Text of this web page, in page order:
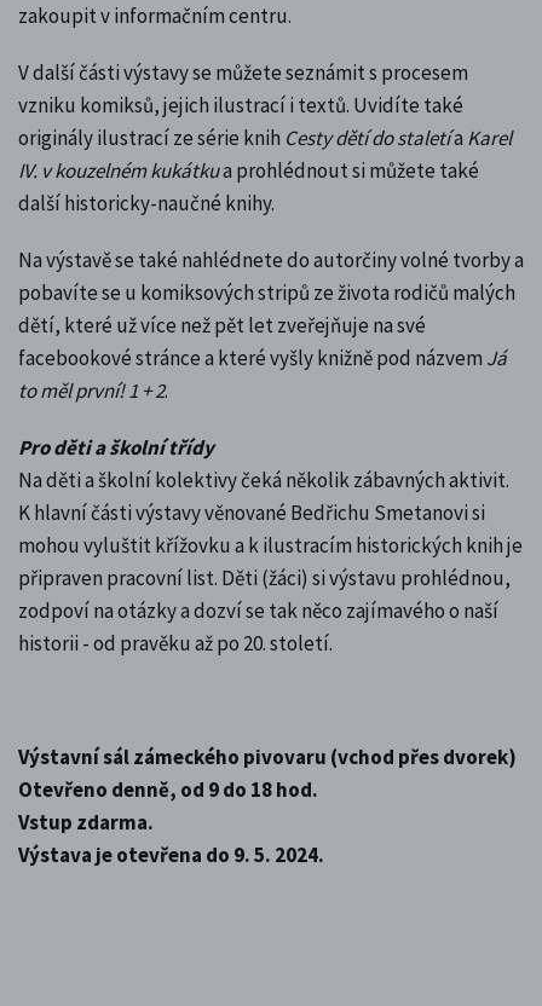
zakoupit v informačním centru.
V další části výstavy se můžete seznámit s procesem
vzniku komiksů, jejich ilustrací i textů. Uvidíte také
originály ilustrací ze série knih Cesty dětí do staletía Karel
IV. v kouzelném kukátkua prohlédnout si můžete také
další historicky-naučné knihy.
Na výstavě se také nahlédnete do autorčiny volné tvorby a
pobavíte se u komiksových stripů ze života rodičů malých
dětí, které už více než pět let zveřejňuje na své
facebookové stránce a které vyšly knižně pod názvem Já
to měl první! 1 + 2.
Pro děti a školní třídy
Na děti a školní kolektivy čeká několik zábavných aktivit.
K hlavní části výstavy věnované Bedřichu Smetanovi si
mohou vyluštit křížovku a k ilustracím historických knih je
připraven pracovní list. Děti (žáci) si výstavu prohlédnou,
zodpoví na otázky a dozví se tak něco zajímavého o naší
historii - od pravěku až po 20. století.
Výstavní sál zámeckého pivovaru (vchod přes dvorek)
Otevřeno denně, od 9 do 18 hod.
Vstup zdarma.
Výstava je otevřena do 9. 5. 2024.